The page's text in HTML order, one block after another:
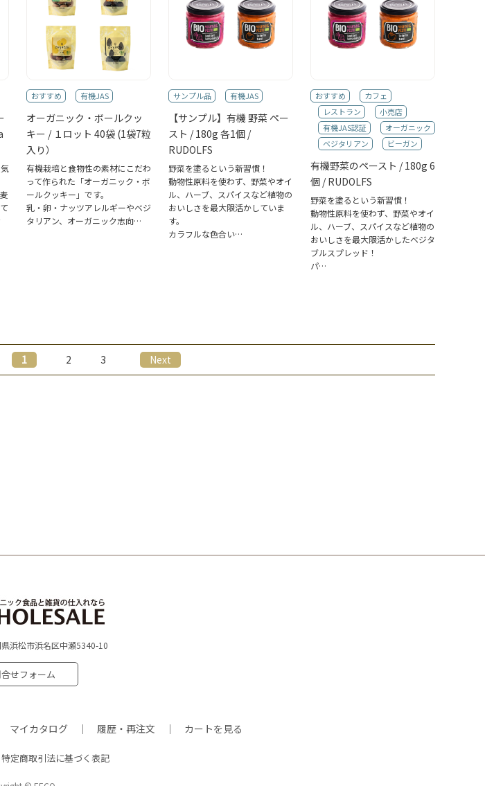
おすすめ 有機JAS
オーガニック・ボールクッ
キー / １ロット 40袋 (1袋7粒
入り）
有機栽培と食物性の素材にこだわ
って作られた「オーガニック・ボ
ールクッキー」です。
乳・卵・ナッツアレルギーやベジ
タリアン、オーガニック志向…
サンプル品 有機JAS
【サンプル】有機 野菜 ペー
スト / 180g 各1個 /
RUDOLFS
野菜を塗るという新習慣！
動物性原料を使わず、野菜やオイ
ル、ハーブ、スパイスなど植物の
おいしさを最大限活かしていま
す。
カラフルな色合い…
おすすめ
カフェ
レストラン
小売店
有機JAS認証
オーガニック
ベジタリアン
ビーガン
有機野菜のペースト / 180g 6
個 / RUDOLFS
野菜を塗るという新習慣！
動物性原料を使わず、野菜やオイ
ル、ハーブ、スパイスなど植物の
おいしさを最大限活かしたベジタ
ブルスプレッド！
パ…
1 2 3 Next
浜松市浜名区中瀬5340-10
せフォーム
マイカタログ 履歴・再注文 カートを見る
特定商取引法に基づく表記